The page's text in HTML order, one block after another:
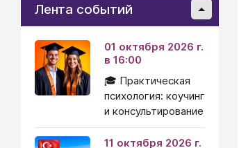
Лента событий
01 октября 2026 г.
в 16:00
🎓 Практическая
психология: коучинг
и консультирование
11 октября 2026 г.